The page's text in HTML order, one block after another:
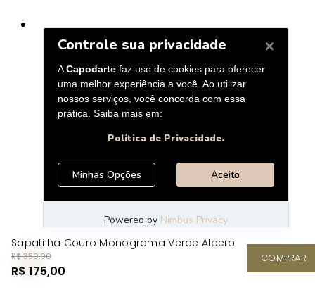
Sapatilha Couro Monograma Verde Albero
R$ 350,00
R$ 175,00
COMPRAR